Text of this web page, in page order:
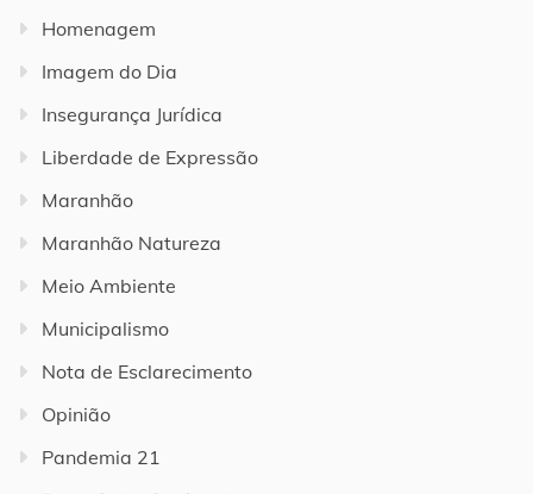
Homenagem
Imagem do Dia
Insegurança Jurídica
Liberdade de Expressão
Maranhão
Maranhão Natureza
Meio Ambiente
Municipalismo
Nota de Esclarecimento
Opinião
Pandemia 21